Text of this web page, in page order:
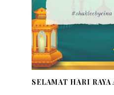
SELAMAT HARI